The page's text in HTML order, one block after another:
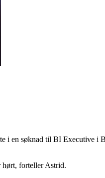
i en søknad til BI Executive i
hørt, forteller Astrid.